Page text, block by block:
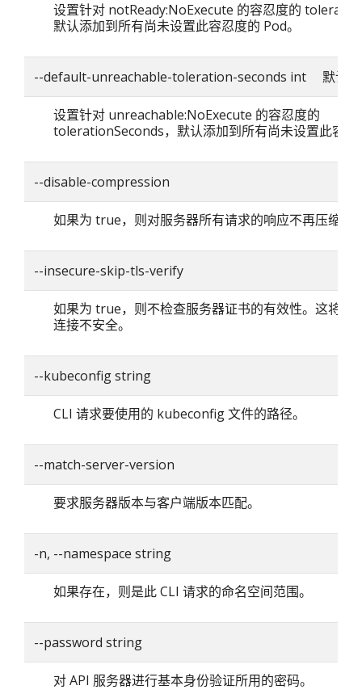
设置针对 notReady:NoExecute 的容忍度的
默认添加到所有尚未设置此容忍度的 Pod。
--default-unreachable-toleration-seconds int 默认值
设置针对 unreachable:NoExecute 的容忍度的
tolerationSeconds，默认添加到所有尚未设置此容忍
--disable-compression
如果为 true，则对服务器所有请求的响应不再压缩。
--insecure-skip-tls-verify
如果为 true，则不检查服务器证书的有效性。这将使
连接不安全。
--kubeconfig string
CLI 请求要使用的 kubeconfig 文件的路径。
--match-server-version
要求服务器版本与客户端版本匹配。
-n, --namespace string
如果存在，则是此 CLI 请求的命名空间范围。
--password string
对 API 服务器进行基本身份验证所用的密码。